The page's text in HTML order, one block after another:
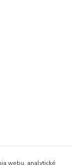
webu, analytické